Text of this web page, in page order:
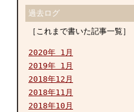
過去ログ
［これまで書いた記事一覧］
2020年 1月
2019年 1月
2018年12月
2018年11月
2018年10月